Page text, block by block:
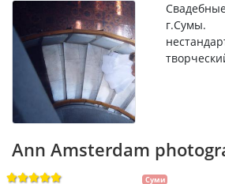
Ann Amsterdam
Суми